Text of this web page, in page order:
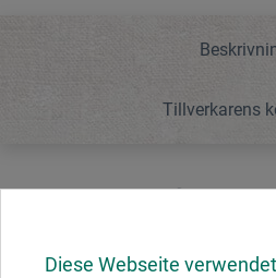
Diese Webseite
Tillverkarens
Gör så att skenor får ett rent